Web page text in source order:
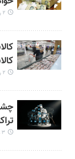
۲ روز قبل
۲ روز قبل
۳ روز قبل